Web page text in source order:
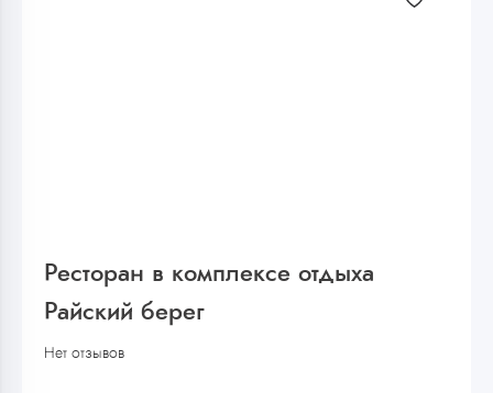
Ресторан в комплексе отдыха
Райский берег
Нет отзывов